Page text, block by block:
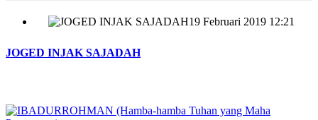
19 Februari 2019 12:21
JOGED INJAK SAJADAH